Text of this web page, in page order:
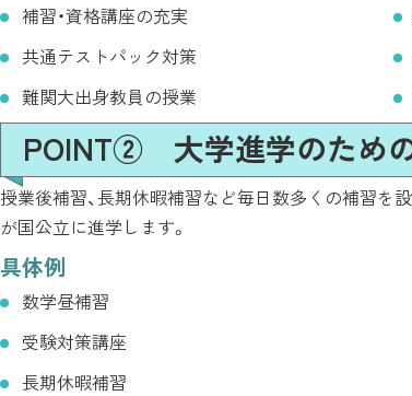
補習・資格講座の充実
共通テストパック対策
難関大出身教員の授業
POINT② 大学進学のため
授業後補習、長期休暇補習など毎日数多くの補習を
が国公立に進学します。
具体例
数学昼補習
受験対策講座
長期休暇補習